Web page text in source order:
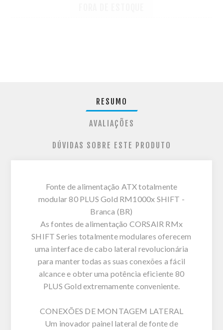
RESUMO
AVALIAÇÕES
DÚVIDAS SOBRE ESTE PRODUTO
Fonte de alimentação ATX totalmente
modular 80 PLUS Gold RM1000x SHIFT -
Branca (BR)
As fontes de alimentação CORSAIR RMx
SHIFT Series totalmente modulares oferecem
uma interface de cabo lateral revolucionária
para manter todas as suas conexões a fácil
alcance e obter uma potência eficiente 80
PLUS Gold extremamente conveniente.
CONEXÕES DE MONTAGEM LATERAL
Um inovador painel lateral de fonte de